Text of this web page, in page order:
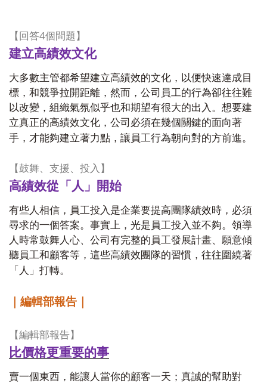
【回答4個問題】
建立高績效文化
大多數主管都希望建立高績效的文化，以便快速達成目
標，和競爭拉開距離，然而，公司員工的行為卻往往難
以改變，組織氣氛似乎也和期望有很大的出入。想要建
立真正的高績效文化，公司必須在幾個關鍵的面向著
手，才能夠建立著力點，讓員工行為朝向對的方前進。
【鼓舞、支援、投入】
高績效從「人」開始
有些人相信，員工投入是企業要提高團隊績效時，必須
尋求的一個答案。事實上，光是員工投入並不夠。領導
人時常鼓舞人心、公司有完整的員工發展計畫、願意傾
聽員工和顧客等，這些高績效團隊的習慣，往往圍繞著
「人」打轉。
｜編輯部報告｜
【編輯部報告】
比價格更重要的事
賣一個東西，能讓人當你的顧客一天；真誠的幫助對